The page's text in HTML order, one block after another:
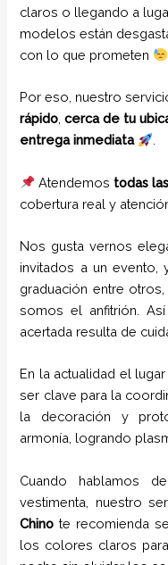
claros o llegando a
modelos están
con lo que prometen
Por eso, nuestro
rápido ,cerca de tu
entrega inmediata
Atendemos todas
cobertura real y
Nos gusta vernos
invitados a un evento,
graduación entre
somos el anfitrión.
acertada resulta de
En la actualidad el
ser clave para la
la decoración y
armonía, logrando
Cuando hablamos
vestimenta, nuestro
Chino te recomienda
los colores claros